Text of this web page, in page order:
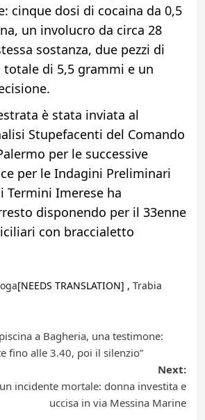
cinque dosi di cocaina da 0,5
un involucro da circa 28
sostanza, due pezzi di
totale di 5,5 grammi e un
è stata inviata al
Stupefacenti del Comando
per le successive
per le Indagini Preliminari
Termini Imerese ha
disponendo per il 33enne
con braccialetto
[NEEDS TRANSLATION] , Trabia
a Bagheria, una testimone:
fino alle 3.40, poi il silenzio”
Next:
incidente mortale: donna investita e
uccisa in via Messina Marine